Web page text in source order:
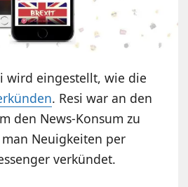
wird eingestellt, wie die
. Resi war an den
den News-Konsum zu
Neuigkeiten per
verkündet.